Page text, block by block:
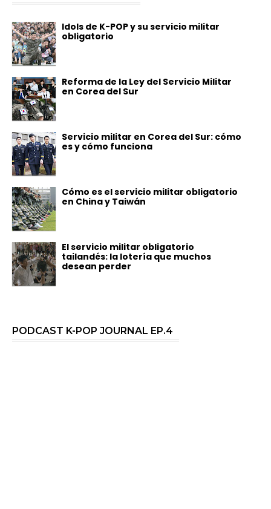
Idols de K-POP y su servicio militar
obligatorio
Reforma de la Ley del Servicio Militar
en Corea del Sur
Servicio militar en Corea del Sur: cómo
es y cómo funciona
Cómo es el servicio militar obligatorio
en China y Taiwán
El servicio militar obligatorio
tailandés: la lotería que muchos
desean perder
PODCAST K-POP JOURNAL EP.4